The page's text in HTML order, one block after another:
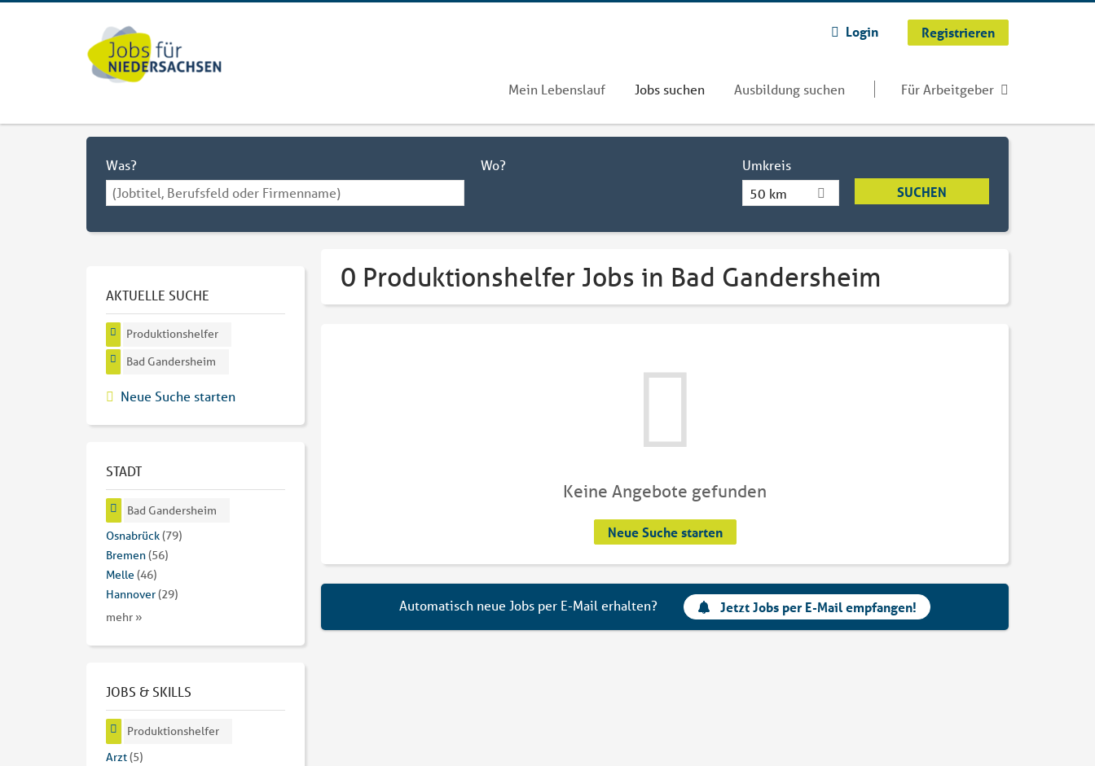
Login Registrieren
Mein Lebenslauf Jobs suchen Ausbildung suchen Für Arbeitgeber
Was? Wo?
Umkreis
50 km
0 Produktionshelfer Jobs in Bad Gandersheim
Keine Angebote gefunden
Neue Suche starten
Automatisch neue Jobs per E-Mail erhalten? Jetzt Jobs per E-Mail empfangen!
AKTUELLE SUCHE
Produktionshelfer
Bad Gandersheim
Neue Suche starten
STADT
Bad Gandersheim
Osnabrück(79)
Bremen(56)
Melle (46)
Hannover(29)
mehr »
JOBS & SKILLS
Produktionshelfer
Arzt(5)